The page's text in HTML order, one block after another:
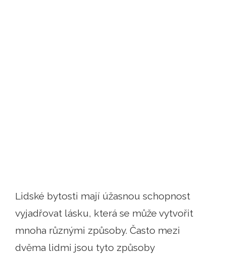
Lidské bytosti mají úžasnou schopnost
vyjadřovat lásku, která se může vytvořit
mnoha různými způsoby. Často mezi
dvěma lidmi jsou tyto způsoby